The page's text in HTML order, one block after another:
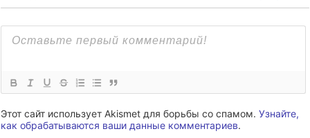
Этот сайт использует Akismet для борьбы со спамом. Узнайте,
как обрабатываются ваши данные комментариев.